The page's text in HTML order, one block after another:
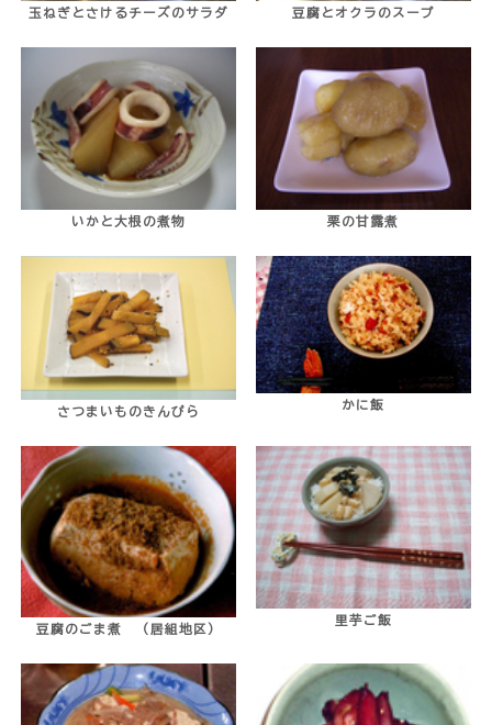
玉ねぎとさけるチーズのサラダ 豆腐とオクラのスープ
いかと大根の煮物 栗の甘露煮
さつまいものきんぴら
かに飯
豆腐のごま煮 （居組地区）
里芋ご飯